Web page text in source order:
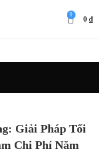
0
0 ₫
Giải Pháp Tối
Chi Phí Năm